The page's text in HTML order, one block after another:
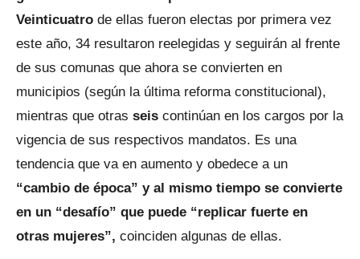
Veinticuatro de ellas fueron electas por primera vez
este año, 34 resultaron reelegidas y seguirán al frente
de sus comunas que ahora se convierten en
municipios (según la última reforma constitucional),
mientras que otras seis continúan en los cargos por la
vigencia de sus respectivos mandatos. Es una
tendencia que va en aumento y obedece a un
“cambio de época” y al mismo tiempo se convierte
en un “desafío” que puede “replicar fuerte en
otras mujeres”, coinciden algunas de ellas.